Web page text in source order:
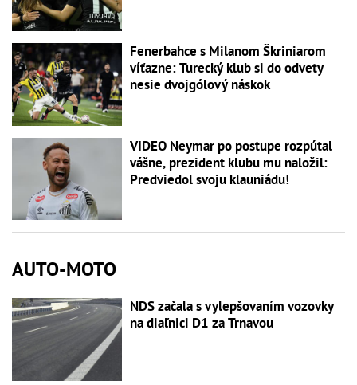
Fenerbahce s Milanom Škriniarom
víťazne: Turecký klub si do odvety
nesie dvojgólový náskok
VIDEO Neymar po postupe rozpútal
vášne, prezident klubu mu naložil:
Predviedol svoju klauniádu!
AUTO-MOTO
NDS začala s vylepšovaním vozovky
na diaľnici D1 za Trnavou